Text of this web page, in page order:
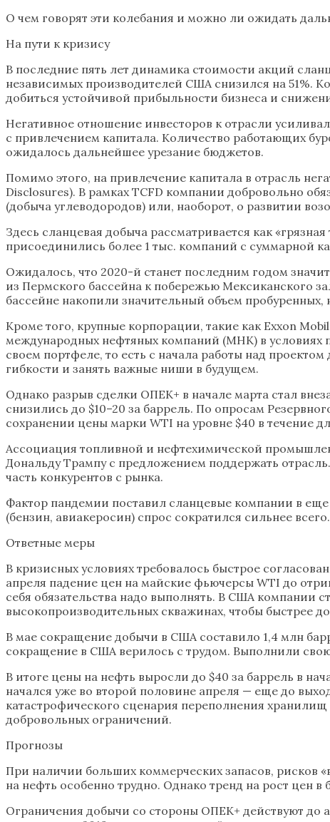
О чем говорят эти колебания и можно ли ожидать
На пути к кризису
В последние пять лет динамика стоимости акций
независимых производителей США снизился на 51%.
добиться устойчивой прибыльности бизнеса и
Негативное отношение инвесторов к отрасли
с привлечением капитала. Количество работающих
ожидалось дальнейшее урезание бюджетов.
Помимо этого, на привлечение капитала в отрасль
Disclosures). В рамках TCFD компании добровольно
(добыча углеводородов) или, наоборот, о развитии
Здесь сланцевая добыча рассматривается как
присоединились более 1 тыс. компаний с суммарной
Ожидалось, что 2020-й станет последним годом
из Пермского бассейна к побережью Мексиканского
бассейне накопили значительный объем
Кроме того, крупные корпорации, такие как Exxon
международных нефтяных компаний (МНК) в условиях
своем портфеле, то есть с начала работы над
гибкости и занять важные ниши в будущем.
Однако разрыв сделки ОПЕК+ в начале марта стал
снизились до $10–20 за баррель. По опросам
сохранении цены марки WTI на уровне $40 в течение
Ассоциация топливной и нефтехимической
Дональду Трампу с предложением поддержать
часть конкурентов с рынка.
Фактор пандемии поставил сланцевые компании в
(бензин, авиакеросин) спрос сократился сильнее всего.
Ответные меры
В кризисных условиях требовалось быстрое
апреля падение цен на майские фьючерсы WTI до
себя обязательства надо выполнять. В США компании
высокопроизводительных скважинах, чтобы быстрее
В мае сокращение добычи в США составило 1,4 млн
сокращение в США верилось с трудом. Выполнили свою
В итоге цены на нефть выросли до $40 за баррель в
начался уже во второй половине апреля — еще до
катастрофического сценария переполнения
добровольных ограничений.
Прогнозы
При наличии больших коммерческих запасов,
на нефть особенно трудно. Однако тренд на рост цен
Ограничения добычи со стороны ОПЕК+ действуют до